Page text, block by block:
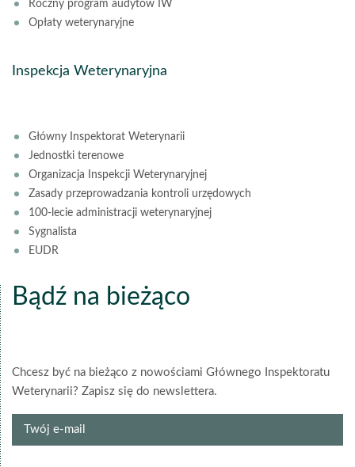
Roczny program audytów IW
Opłaty weterynaryjne
Inspekcja Weterynaryjna
Główny Inspektorat Weterynarii
Jednostki terenowe
Organizacja Inspekcji Weterynaryjnej
Zasady przeprowadzania kontroli urzędowych
100-lecie administracji weterynaryjnej
Sygnalista
EUDR
Bądź na bieżąco
Chcesz być na bieżąco z nowościami Głównego Inspektoratu
Weterynarii? Zapisz się do newslettera.
Twój